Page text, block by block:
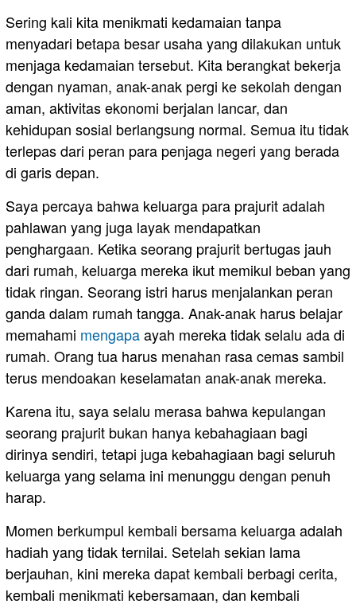
Sering kali kita menikmati kedamaian tanpa
menyadari betapa besar usaha yang dilakukan untuk
menjaga kedamaian tersebut. Kita berangkat bekerja
dengan nyaman, anak-anak pergi ke sekolah dengan
aman, aktivitas ekonomi berjalan lancar, dan
kehidupan sosial berlangsung normal. Semua itu tidak
terlepas dari peran para penjaga negeri yang berada
di garis depan.
Saya percaya bahwa keluarga para prajurit adalah
pahlawan yang juga layak mendapatkan
penghargaan. Ketika seorang prajurit bertugas jauh
dari rumah, keluarga mereka ikut memikul beban yang
tidak ringan. Seorang istri harus menjalankan peran
ganda dalam rumah tangga. Anak-anak harus belajar
memahami mengapaayah mereka tidak selalu ada di
rumah. Orang tua harus menahan rasa cemas sambil
terus mendoakan keselamatan anak-anak mereka.
Karena itu, saya selalu merasa bahwa kepulangan
seorang prajurit bukan hanya kebahagiaan bagi
dirinya sendiri, tetapi juga kebahagiaan bagi seluruh
keluarga yang selama ini menunggu dengan penuh
harap.
Momen berkumpul kembali bersama keluarga adalah
hadiah yang tidak ternilai. Setelah sekian lama
berjauhan, kini mereka dapat kembali berbagi cerita,
kembali menikmati kebersamaan, dan kembali